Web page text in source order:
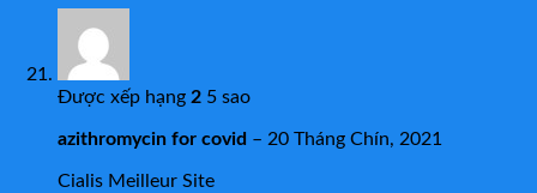
Được xếp hạng 2 5 sao
azithromycin for covid – 20 Tháng Chín, 2021
Cialis Meilleur Site